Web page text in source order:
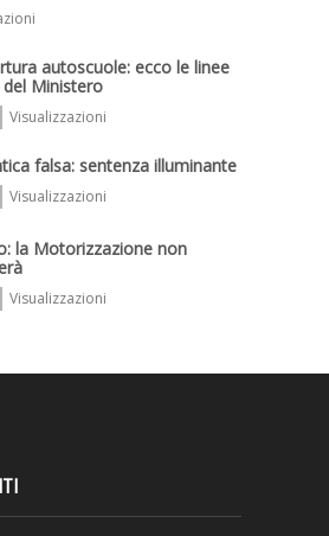
autoscuole: ecco le linee
del Ministero
Visualizzazioni
falsa: sentenza illuminante
Visualizzazioni
la Motorizzazione non
Visualizzazioni